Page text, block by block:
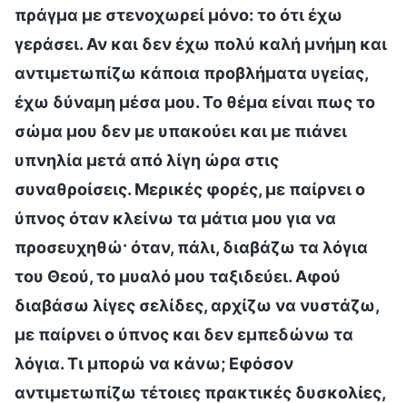
πράγμα με στενοχωρεί μόνο: το ότι έχω
γεράσει. Αν και δεν έχω πολύ καλή μνήμη και
αντιμετωπίζω κάποια προβλήματα υγείας,
έχω δύναμη μέσα μου. Το θέμα είναι πως το
σώμα μου δεν με υπακούει και με πιάνει
υπνηλία μετά από λίγη ώρα στις
συναθροίσεις. Μερικές φορές, με παίρνει ο
ύπνος όταν κλείνω τα μάτια μου για να
προσευχηθώ· όταν, πάλι, διαβάζω τα λόγια
του Θεού, το μυαλό μου ταξιδεύει. Αφού
διαβάσω λίγες σελίδες, αρχίζω να νυστάζω,
με παίρνει ο ύπνος και δεν εμπεδώνω τα
λόγια. Τι μπορώ να κάνω; Εφόσον
αντιμετωπίζω τέτοιες πρακτικές δυσκολίες,